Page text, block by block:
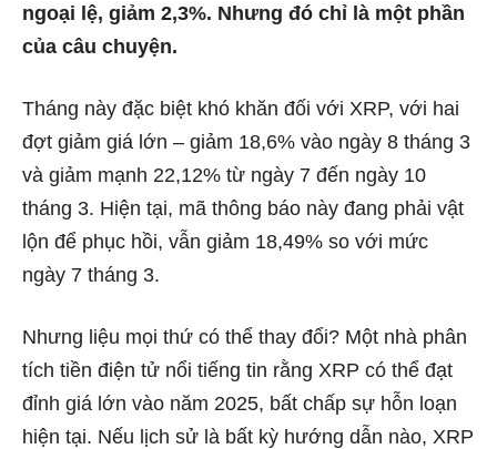
ngoại lệ, giảm 2,3%. Nhưng đó chỉ là một phần
của câu chuyện.
Tháng này đặc biệt khó khăn đối với XRP, với hai
đợt giảm giá lớn – giảm 18,6% vào ngày 8 tháng 3
và giảm mạnh 22,12% từ ngày 7 đến ngày 10
tháng 3. Hiện tại, mã thông báo này đang phải vật
lộn để phục hồi, vẫn giảm 18,49% so với mức
ngày 7 tháng 3.
Nhưng liệu mọi thứ có thể thay đổi? Một nhà phân
tích tiền điện tử nổi tiếng tin rằng XRP có thể đạt
đỉnh giá lớn vào năm 2025, bất chấp sự hỗn loạn
hiện tại. Nếu lịch sử là bất kỳ hướng dẫn nào, XRP